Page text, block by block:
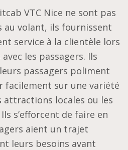
VTC Nice ne sont pas
au volant, ils fournissent
service à la clientèle lors
les passagers. Ils
passagers poliment
facilement sur une variété
attractions locales ou les
s’efforcent de faire en
aient un trajet
leurs besoins avant